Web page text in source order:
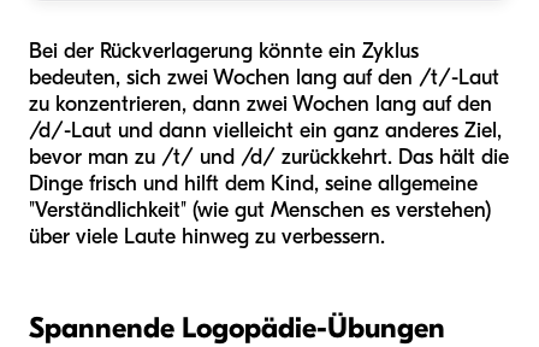
Bei der Rückverlagerung könnte ein Zyklus
bedeuten, sich zwei Wochen lang auf den /t/-Laut
zu konzentrieren, dann zwei Wochen lang auf den
/d/-Laut und dann vielleicht ein ganz anderes Ziel,
bevor man zu /t/ und /d/ zurückkehrt. Das hält die
Dinge frisch und hilft dem Kind, seine allgemeine
"Verständlichkeit" (wie gut Menschen es verstehen)
über viele Laute hinweg zu verbessern.
Spannende Logopädie-Übungen